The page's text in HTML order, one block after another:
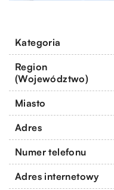
Kategoria
Region
(Województwo)
Miasto
Adres
Numer telefonu
Adres internetowy